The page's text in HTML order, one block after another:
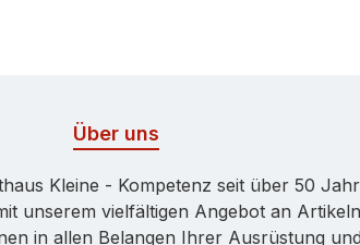
Über uns
Kleine - Kompetenz seit über 50
unserem vielfältigen Angebot an
in allen Belangen Ihrer Ausrüstung